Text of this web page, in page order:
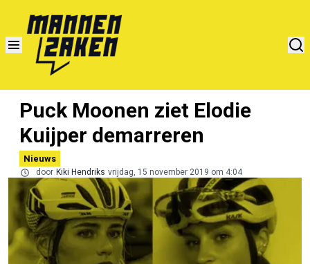
Puck Moonen ziet Elodie
Kuijper demarreren
Nieuws
door Kiki Hendriks vrijdag, 15 november 2019 om 4:04